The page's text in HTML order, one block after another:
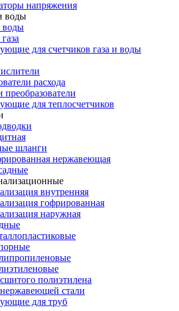
напряжения
воды
воды
для счетчиков газа и воды
расхода
преобразователи
для теплосчетчиков
шланги
нержавеющая
внутренняя
гофрированная
наружная
полиэтилена
стали
для труб